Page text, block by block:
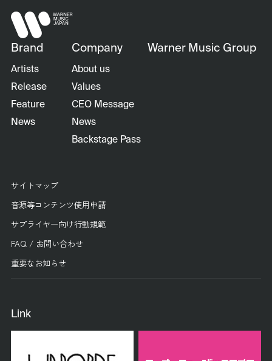
Brand
Artists
Release
Feature
News
Company
About us
Values
CEO Message
News
Backstage Pass
Warner Music Group
サイトマップ
音源等コンテンツ使用申請
サプライヤー向け行動規範
FAQ / お問い合わせ
重要なお知らせ
Link